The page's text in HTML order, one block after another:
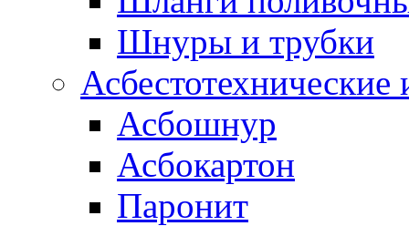
Шнуры и трубки
Асбестотехнические
Асбошнур
Асбокартон
Паронит